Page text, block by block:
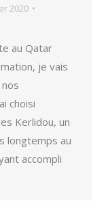
2020
au Qatar
je vais
choisi
Kerlidou, un
longtemps au
accompli